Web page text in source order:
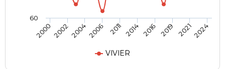
VIVIER
2000200220042006 2011 2014 2016 2019 20212024
60